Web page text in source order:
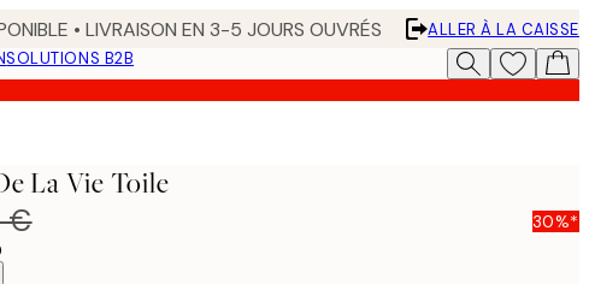
• LIVRAISON EN 3-5 JOURS OUVRÉS
ALLER À LA CAISSE
SOLUTIONS B2B
La Vie Toile
€
30%*